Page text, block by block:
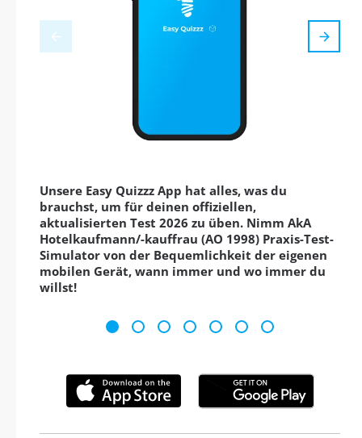
Unsere Easy Quizzz App hat alles, was du
brauchst, um für deinen offiziellen,
aktualisierten Test 2026 zu üben. Nimm AkA
Hotelkaufmann/-kauffrau (AO 1998) Praxis-Test-
Simulator von der Bequemlichkeit der eigenen
mobilen Gerät, wann immer und wo immer du
willst!